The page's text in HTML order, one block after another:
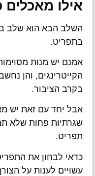
אילו מאכלים
השלב הבא הוא שלב
בתפריט.
אמנם יש מנות
הקייטרינגים, והן
בקרב הציבור.
אבל יחד עם זאת יש
שגרתיות פחות שלא
תפריט.
כדאי לבחון את
עשויים לענות על